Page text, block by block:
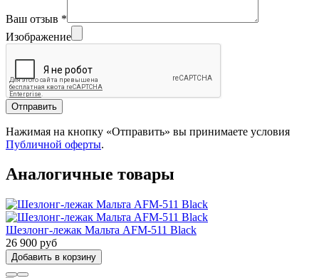
Ваш отзыв *
Изображение
Отправить
Нажимая на кнопку «Отправить» вы принимаете условия
Публичной оферты.
Аналогичные товары
Шезлонг-лежак Мальта AFM-511 Black
26 900 руб
Добавить в корзину